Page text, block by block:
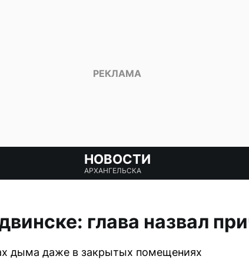
НОВОСТИ
АРХАНГЕЛЬСКА
глава назвал
дыма даже в закрытых помещениях